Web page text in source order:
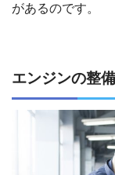
があるのです。
エンジンの整